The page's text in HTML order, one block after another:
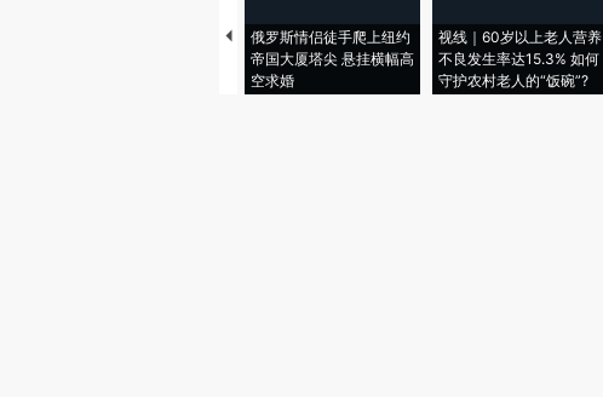
俄罗斯情侣徒手爬上纽约
帝国大厦塔尖 悬挂横幅高
空求婚
视线｜60岁以上老人营养
不良发生率达15.3% 如何
守护农村老人的“饭碗”?